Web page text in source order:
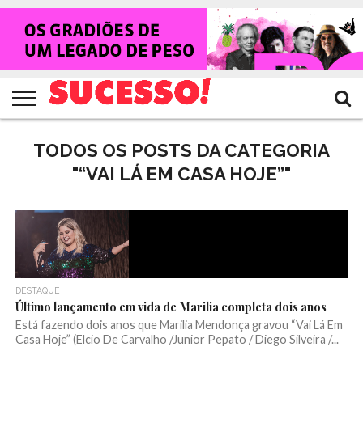
HOME
NOTÍCIAS
SHOWS
ENTREVISTAS
CLIQUES
RANKING
CROWLEY
TV
SUCESSO!
REVISTA
SUCESSO!
TODOS OS POSTS DA CATEGORIA
"“VAI LÁ EM CASA HOJE”"
DESTAQUE
Último lançamento em vida de Marilia completa dois anos
Está fazendo dois anos que Marilia Mendonça gravou “Vai Lá Em
Casa Hoje” (Elcio De Carvalho /Junior Pepato / Diego Silveira /...